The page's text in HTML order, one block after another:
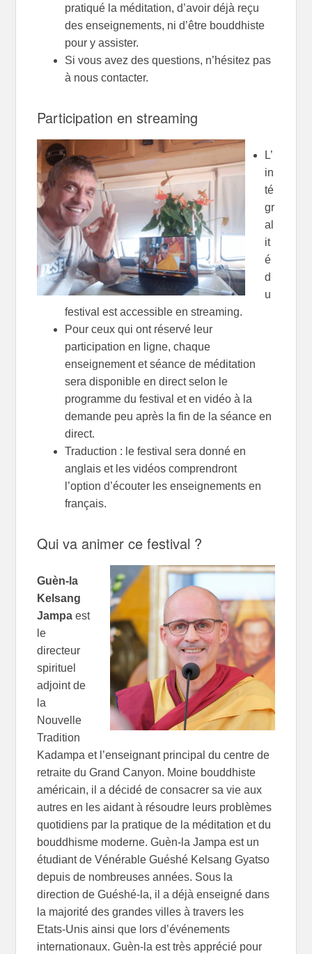
pratiqué la méditation, d’avoir déjà reçu
des enseignements, ni d’être bouddhiste
pour y assister.
Si vous avez des questions, n’hésitez pas
à nous contacter.
Participation en streaming
L’
in
té
gr
al
it
é
d
u
festival est accessible en streaming.
Pour ceux qui ont réservé leur
participation en ligne, chaque
enseignement et séance de méditation
sera disponible en direct selon le
programme du festival et en vidéo à la
demande peu après la fin de la séance en
direct.
Traduction : le festival sera donné en
anglais et les vidéos comprendront
l’option d’écouter les enseignements en
français.
Qui va animer ce festival ?
Guèn-la
Kelsang
Jampa est
le
directeur
spirituel
adjoint de
la
Nouvelle
Tradition
Kadampa et l’enseignant principal du centre de
retraite du Grand Canyon. Moine bouddhiste
américain, il a décidé de consacrer sa vie aux
autres en les aidant à résoudre leurs problèmes
quotidiens par la pratique de la méditation et du
bouddhisme moderne. Guèn-la Jampa est un
étudiant de Vénérable Guéshé Kelsang Gyatso
depuis de nombreuses années. Sous la
direction de Guéshé-la, il a déjà enseigné dans
la majorité des grandes villes à travers les
Etats-Unis ainsi que lors d’événements
internationaux. Guèn-la est très apprécié pour